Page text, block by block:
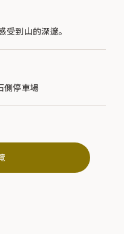
受到山的深邃。
側停車場